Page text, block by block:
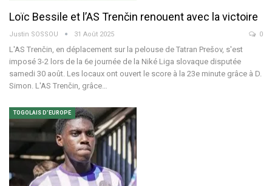
Loïc Bessile et l’AS Trenčin renouent avec la victoire
Justin SOSSOU 31 Août 2025 0
L'AS Trenčin, en déplacement sur la pelouse de Tatran Prešov, s'est
imposé 3-2 lors de la 6e journée de la Niké Liga slovaque disputée
samedi 30 août. Les locaux ont ouvert le score à la 23e minute grâce à D.
Simon. L'AS Trenčin, grâce…
TOGOLAIS D'EUROPE